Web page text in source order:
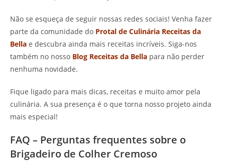
Não se esqueça de seguir nossas redes sociais! Venha fazer
parte da comunidade do Protal de Culinária Receitas da
Bella e descubra ainda mais receitas incríveis. Siga-nos
também no nosso Blog Receitas da Bella para não perder
nenhuma novidade.
Fique ligado para mais dicas, receitas e muito amor pela
culinária. A sua presença é o que torna nosso projeto ainda
mais especial!
FAQ – Perguntas frequentes sobre o
Brigadeiro de Colher Cremoso